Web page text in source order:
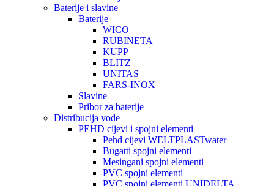
Baterije i slavine
Baterije
WICO
RUBINETA
KUPP
BLITZ
UNITAS
FARS-INOX
Slavine
Pribor za baterije
Distribucija vode
PEHD cijevi i spojni elementi
Pehd cijevi WELTPLASTwater
Bugatti spojni elementi
Mesingani spojni elementi
PVC spojni elementi
PVC spojni elementi UNIDELTA